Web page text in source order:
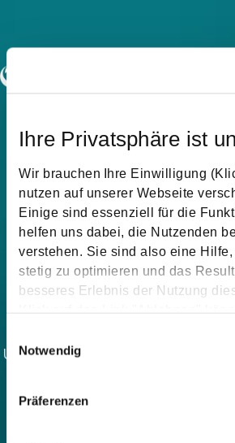
Ihre Privatsphäre ist
Wir brauchen Ihre Einwilligung
nutzen auf unserer Webseite
Einige sind essenziell für die
helfen uns dabei, die Nutzenden
verstehen. Sie sind also eine
stetig zu optimieren und das
besseres Erlebnis der Nutzung
Notwendig
Präferenzen
Use our system planner to